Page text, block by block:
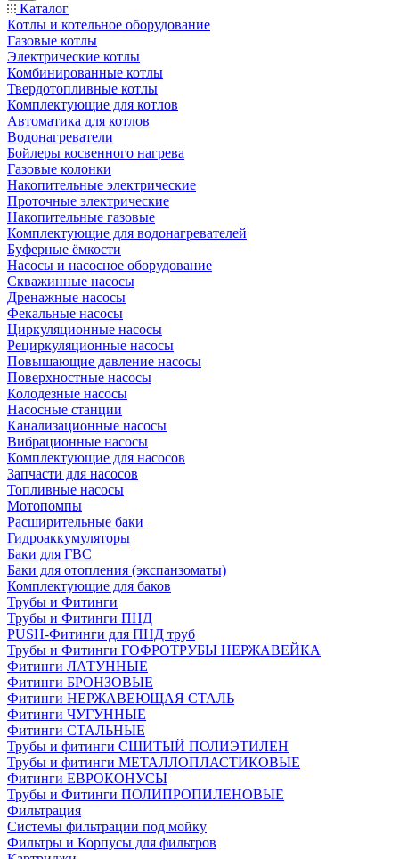
Каталог
Котлы и котельное оборудование
Газовые котлы
Электрические котлы
Комбинированные котлы
Твердотопливные котлы
Комплектующие для котлов
Автоматика для котлов
Водонагреватели
Бойлеры косвенного нагрева
Газовые колонки
Накопительные электрические
Проточные электрические
Накопительные газовые
Комплектующие для водонагревателей
Буферные ёмкости
Насосы и насосное оборудование
Скважинные насосы
Дренажные насосы
Фекальные насосы
Циркуляционные насосы
Рециркуляционные насосы
Повышающие давление насосы
Поверхностные насосы
Колодезные насосы
Насосные станции
Канализационные насосы
Вибрационные насосы
Комплектующие для насосов
Запчасти для насосов
Топливные насосы
Мотопомпы
Расширительные баки
Гидроаккумуляторы
Баки для ГВС
Баки для отопления (экспанзоматы)
Комплектующие для баков
Трубы и Фитинги
Трубы и Фитинги ПНД
PUSH-Фитинги для ПНД труб
Трубы и Фитинги ГОФРОТРУБЫ НЕРЖАВЕЙКА
Фитинги ЛАТУННЫЕ
Фитинги БРОНЗОВЫЕ
Фитинги НЕРЖАВЕЮЩАЯ СТАЛЬ
Фитинги ЧУГУННЫЕ
Фитинги СТАЛЬНЫЕ
Трубы и фитинги СШИТЫЙ ПОЛИЭТИЛЕН
Трубы и фитинги МЕТАЛЛОПЛАСТИКОВЫЕ
Фитинги ЕВРОКОНУСЫ
Трубы и Фитинги ПОЛИПРОПИЛЕНОВЫЕ
Фильтрация
Системы фильтрации под мойку
Фильтры и Корпусы для фильтров